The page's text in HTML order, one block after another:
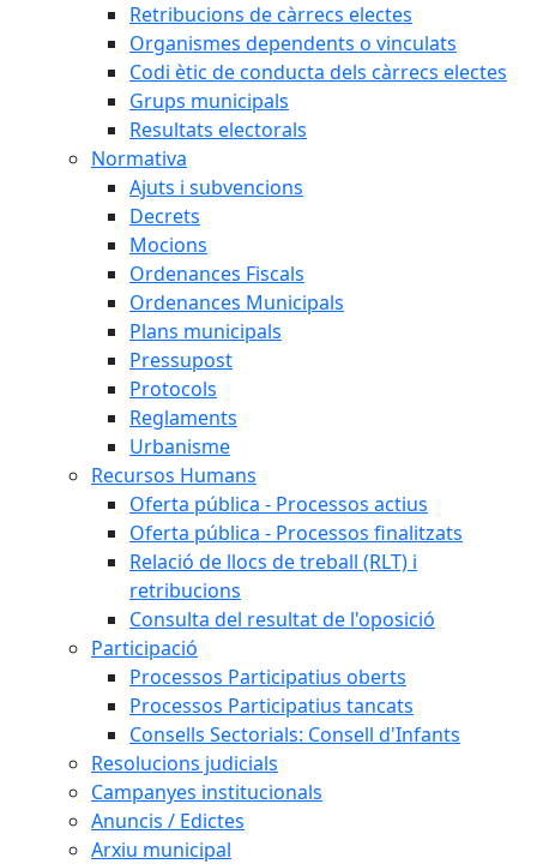
Retribucions de càrrecs electes
Organismes dependents o vinculats
Codi ètic de conducta dels càrrecs electes
Grups municipals
Resultats electorals
Normativa
Ajuts i subvencions
Decrets
Mocions
Ordenances Fiscals
Ordenances Municipals
Plans municipals
Pressupost
Protocols
Reglaments
Urbanisme
Recursos Humans
Oferta pública - Processos actius
Oferta pública - Processos finalitzats
Relació de llocs de treball (RLT) i
retribucions
Consulta del resultat de l'oposició
Participació
Processos Participatius oberts
Processos Participatius tancats
Consells Sectorials: Consell d'Infants
Resolucions judicials
Campanyes institucionals
Anuncis / Edictes
Arxiu municipal